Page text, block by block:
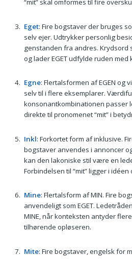
“mit” skal omformes til fire
Eget: Fire bogstaver der bruges
selv ejer. Udtrykker personlig
genstanden fra andres. Krydsord
og lader EGET udfylde ruden med
Egne: Flertalsformen af EGEN og
selv til i flere eksemplarer.
konsonant­kombinationen passer
direkte til pronomenet “mit” i
Inkl: Forkortet form af inklusive.
bogstaver anvendes i annoncer
kan den lakoniske stil være en
Forbindelsen til “mit” ligger i
Mine: Flertalsform af MIN. Fire
anvendeligt som EGET.
MINE, når konteksten antyder
tilhørende opløseren.
Mite: Fire bogstaver, engelsk for